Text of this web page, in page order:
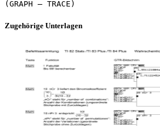
Zugehörige Unterlagen